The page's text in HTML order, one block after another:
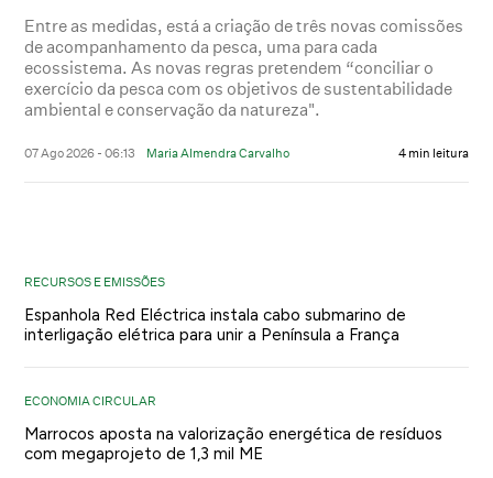
Entre as medidas, está a criação de três novas comissões
de acompanhamento da pesca, uma para cada
ecossistema. As novas regras pretendem “conciliar o
exercício da pesca com os objetivos de sustentabilidade
ambiental e conservação da natureza".
07 Ago 2026 - 06:13 Maria Almendra Carvalho 4 min leitura
RECURSOS E EMISSÕES
Espanhola Red Eléctrica instala cabo submarino de
interligação elétrica para unir a Península a França
ECONOMIA CIRCULAR
Marrocos aposta na valorização energética de resíduos
com megaprojeto de 1,3 mil ME